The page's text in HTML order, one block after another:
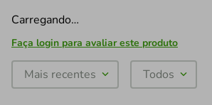
Carregando…
Faça login para avaliar este produto
Mais recentes Todos